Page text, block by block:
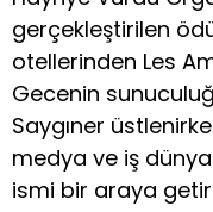
gerçekleştirilen
otellerinden Les
Gecenin
Saygıner
medya ve iş
ismi bir araya